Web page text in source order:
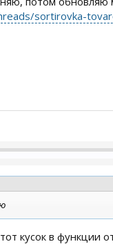
sortirovka-
кусок в функции